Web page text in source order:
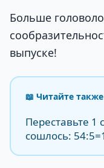
Больше
выпуске!
📖 Читайте также
Переставьте 1
сошлось: